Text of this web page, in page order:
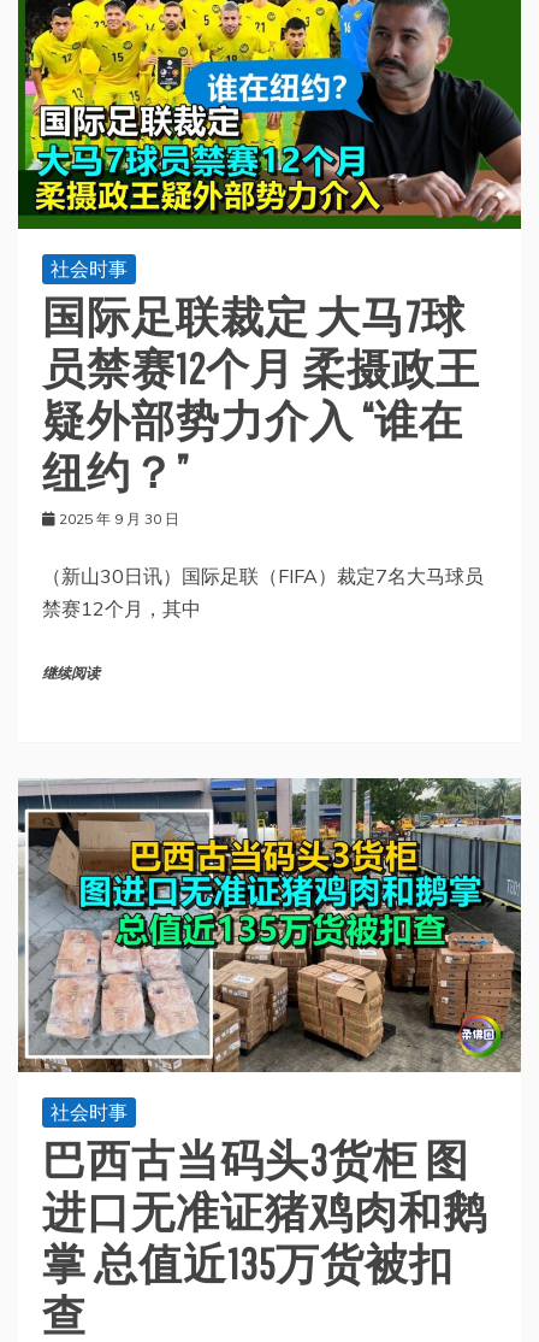
社会时事
国际足联裁定 大马7球
员禁赛12个月 柔摄政王
疑外部势力介入 “谁在
纽约？”
2025 年 9 月 30 日
（新山30日讯）国际足联（FIFA）裁定7名大马球员
禁赛12个月，其中
继续阅读
社会时事
巴西古当码头3货柜 图
进口无准证猪鸡肉和鹅
掌 总值近135万货被扣
查